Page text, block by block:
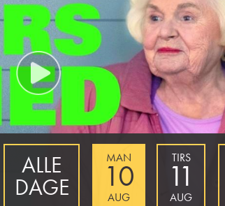
ALLE
DAGE
MAN
10
AUG
TIRS
11
AUG